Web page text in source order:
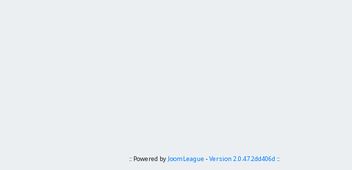
:: Powered by JoomLeague -Version 2.0.47.2dd406d ::